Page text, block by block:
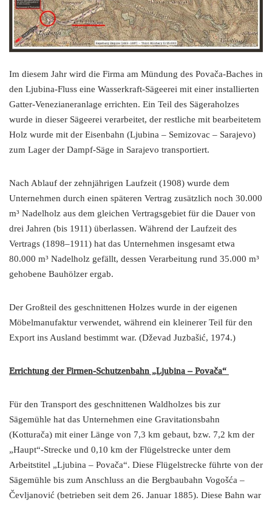
Im diesem Jahr wird die Firma am Mündung des Povača-Baches in
den Ljubina-Fluss eine Wasserkraft-Sägeerei mit einer installierten
Gatter-Venezianeranlage errichten. Ein Teil des Sägeraholzes
wurde in dieser Sägeerei verarbeitet, der restliche mit bearbeitetem
Holz wurde mit der Eisenbahn (Ljubina – Semizovac – Sarajevo)
zum Lager der Dampf-Säge in Sarajevo transportiert.
Nach Ablauf der zehnjährigen Laufzeit (1908) wurde dem
Unternehmen durch einen späteren Vertrag zusätzlich noch 30.000
m³ Nadelholz aus dem gleichen Vertragsgebiet für die Dauer von
drei Jahren (bis 1911) überlassen. Während der Laufzeit des
Vertrags (1898–1911) hat das Unternehmen insgesamt etwa
80.000 m³ Nadelholz gefällt, dessen Verarbeitung rund 35.000 m³
gehobene Bauhölzer ergab.
Der Großteil des geschnittenen Holzes wurde in der eigenen
Möbelmanufaktur verwendet, während ein kleinerer Teil für den
Export ins Ausland bestimmt war. (Dževad Juzbašić, 1974.)
Errichtung der Firmen-Schutzenbahn „Ljubina – Povača“
Für den Transport des geschnittenen Waldholzes bis zur
Sägemühle hat das Unternehmen eine Gravitationsbahn
(Kotturača) mit einer Länge von 7,3 km gebaut, bzw. 7,2 km der
„Haupt“-Strecke und 0,10 km der Flügelstrecke unter dem
Arbeitstitel „Ljubina – Povača“. Diese Flügelstrecke führte von der
Sägemühle bis zum Anschluss an die Bergbaubahn Vogošća –
Čevljanović (betrieben seit dem 26. Januar 1885). Diese Bahn war